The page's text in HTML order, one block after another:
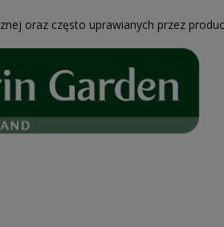
oraz często uprawianych przez